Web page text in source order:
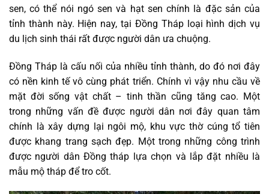
sen, có thể nói ngó sen và hạt sen chính là đặc sản của
tỉnh thành này. Hiện nay, tại Đồng Tháp loại hình dịch vụ
du lịch sinh thái rất được người dân ưa chuộng.
Đồng Tháp là cấu nối của nhiều tỉnh thành, do đó nơi đây
có nền kinh tế vô cùng phát triển. Chính vì vậy nhu cầu về
mặt đời sống vật chất – tinh thần cũng tăng cao. Một
trong những vấn đề được người dân nơi đây quan tâm
chính là xây dựng lại ngôi mộ, khu vực thờ cúng tổ tiên
được khang trang sạch đẹp. Một trong những công trình
được người dân Đồng tháp lựa chọn và lắp đặt nhiều là
mẫu mộ tháp để tro cốt.